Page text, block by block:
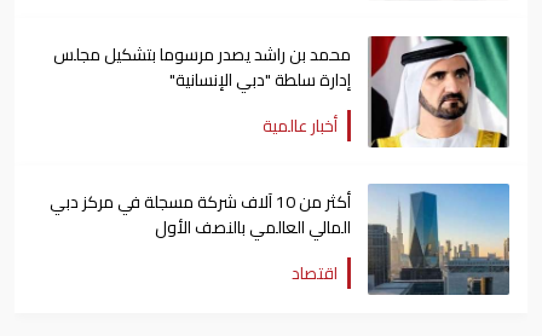
محمد بن راشد يصدر مرسوما بتشكيل مجلس
إدارة سلطة "دبي الإنسانية"
أخبار عالمية
أكثر من 10 آلاف شركة مسجلة في مركز دبي
المالي العالمي بالنصف الأول
اقتصاد